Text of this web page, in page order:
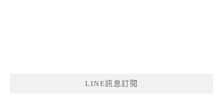
LINE訊息訂閱